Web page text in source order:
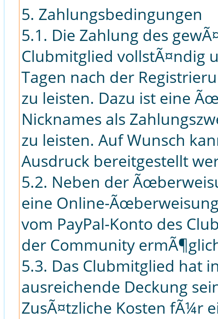
5. Zahlungsbedingungen
5.1. Die Zahlung des
Clubmitglied vollstÃ¤ndig
Tagen nach der
zu leisten. Dazu ist eine
Nicknames als
zu leisten. Auf Wunsch
Ausdruck bereitgestellt
5.2. Neben der
eine Online-
vom PayPal-Konto des
der Community
5.3. Das Clubmitglied hat
ausreichende Deckung
ZusÃ¤tzliche Kosten fÃ¼r